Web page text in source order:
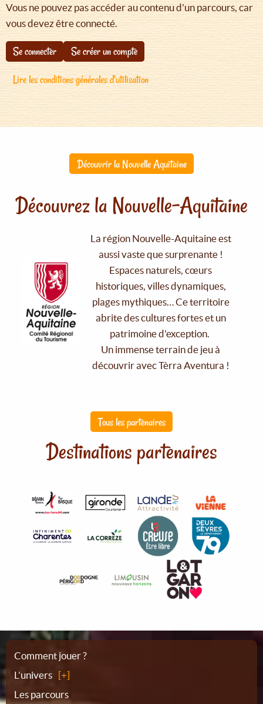
Vous ne pouvez pas accéder au contenu d'un parcours, car
vous devez être connecté.
Se connecter
Se créer un compte
Lire les conditions générales d'utilisation
Découvrir la Nouvelle Aquitaine
Découvrez la Nouvelle-Aquitaine
La région Nouvelle-Aquitaine est
aussi vaste que surprenante !
Espaces naturels, cœurs
historiques, villes dynamiques,
plages mythiques… Ce territoire
abrite des cultures fortes et un
patrimoine d'exception.
Un immense terrain de jeu à
découvrir avec Tèrra Aventura !
Tous les partenaires
Destinations partenaires
Plan
du
Comment jouer ?
L’univers
Les parcours